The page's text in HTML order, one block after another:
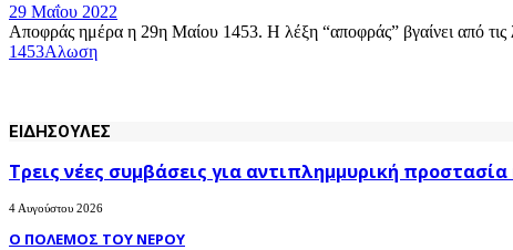
29 Μαΐου 2022
Αποφράς ημέρα η 29η Μαίου 1453. Η λέξη “αποφράς” βγαίνει από
1453Αλωση
ΕΙΔΗΣΟΥΛΕΣ
Τρεις νέες συμβάσεις για αντιπλημμυρική
4 Αυγούστου 2026
Ο ΠΟΛΕΜΟΣ ΤΟΥ ΝΕΡΟΥ